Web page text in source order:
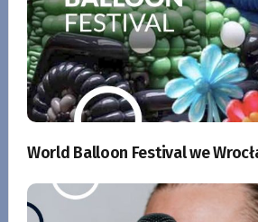
World Balloon Festival we